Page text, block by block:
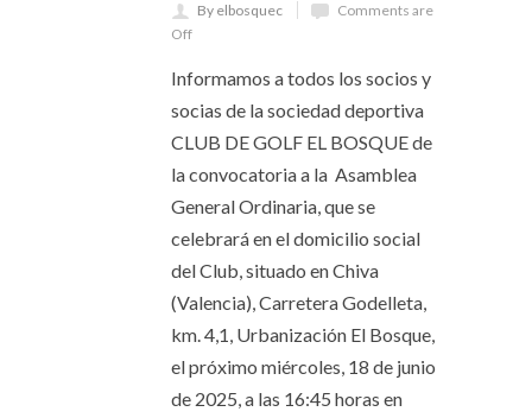
By elbosquec
Comments are
Off
Informamos a todos los socios y
socias de la sociedad deportiva
CLUB DE GOLF EL BOSQUE de
la convocatoria a la Asamblea
General Ordinaria, que se
celebrará en el domicilio social
del Club, situado en Chiva
(Valencia), Carretera Godelleta,
km. 4,1, Urbanización El Bosque,
el próximo miércoles, 18 de junio
de 2025, a las 16:45 horas en